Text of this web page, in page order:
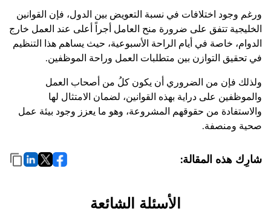
ورغم وجود اختلافات في نسبة التعويض بين الدول، فإن القوانين
الخليجية تتفق على ضرورة منح العامل أجراً أعلى عند العمل خارج
الدوام، خاصة في أيام الراحة الأسبوعية، حيث يساهم هذا التنظيم
في تحقيق التوازن بين متطلبات العمل وراحة الموظفين.
ولذلك فإن من الضروري أن يكون كلُ من أصحاب العمل
والموظفين على دراية بهذه القوانين، لضمان الامتثال لها
والاستفادة من حقوقهم المشروعة، وهو ما يعزز وجود بيئة عمل
صحية ومنصفة.
شارِك هذه المقالة:
الأسئلة الشائعة